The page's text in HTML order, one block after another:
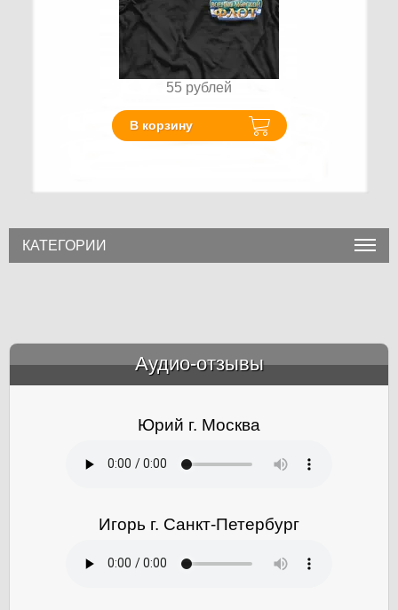
55 рублей
В корзину
КАТЕГОРИИ
Аудио-отзывы
Юрий г. Москва
Игорь г. Санкт-Петербург